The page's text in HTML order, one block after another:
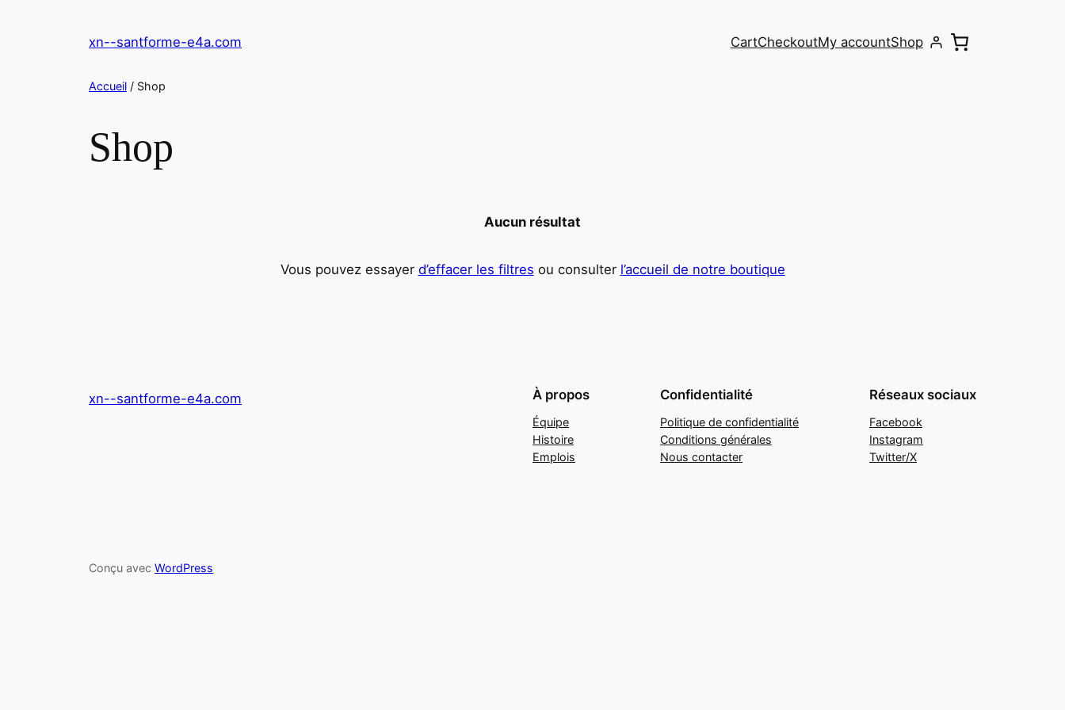
xn--santforme-e4a.com CartCheckoutMy accountShop
Accueil / Shop
Shop
Aucun résultat
Vous pouvez essayer d’effacer les filtres ou consulter l’accueil de notre boutique
xn--santforme-e4a.com À propos
Équipe
Histoire
Emplois
Confidentialité
Politique de confidentialité
Conditions générales
Nous contacter
Réseaux sociaux
Facebook
Instagram
Twitter/X
Conçu avec WordPress